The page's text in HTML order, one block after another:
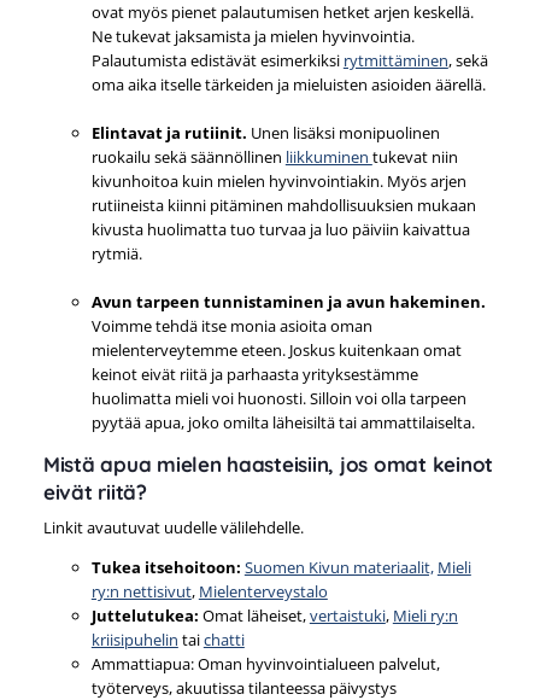
ovat myös pienet palautumisen hetket arjen keskellä.
Ne tukevat jaksamista ja mielen hyvinvointia.
Palautumista edistävät esimerkiksi rytmittäminen, sekä
oma aika itselle tärkeiden ja mieluisten asioiden äärellä.
Elintavat ja rutiinit. Unen lisäksi monipuolinen
ruokailu sekä säännöllinen liikkuminen tukevat niin
kivunhoitoa kuin mielen hyvinvointiakin. Myös arjen
rutiineista kiinni pitäminen mahdollisuuksien mukaan
kivusta huolimatta tuo turvaa ja luo päiviin kaivattua
rytmiä.
Avun tarpeen tunnistaminen ja avun hakeminen.
Voimme tehdä itse monia asioita oman
mielenterveytemme eteen. Joskus kuitenkaan omat
keinot eivät riitä ja parhaasta yrityksestämme
huolimatta mieli voi huonosti. Silloin voi olla tarpeen
pyytää apua, joko omilta läheisiltä tai ammattilaiselta.
Mistä apua mielen haasteisiin, jos omat keinot
eivät riitä?
Linkit avautuvat uudelle välilehdelle.
Tukea itsehoitoon: Suomen Kivun materiaalit, Mieli
ry:n nettisivut, Mielenterveystalo
Juttelutukea: Omat läheiset,vertaistuki, Mieli ry:n
kriisipuhelin taichatti
Ammattiapua: Oman hyvinvointialueen palvelut,
työterveys, akuutissa tilanteessa päivystys